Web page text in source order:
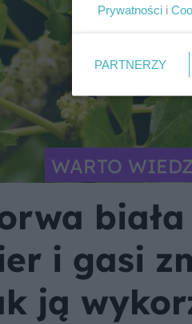
WARTO
i gasi
ją
Prywatności i
PARTNERZY